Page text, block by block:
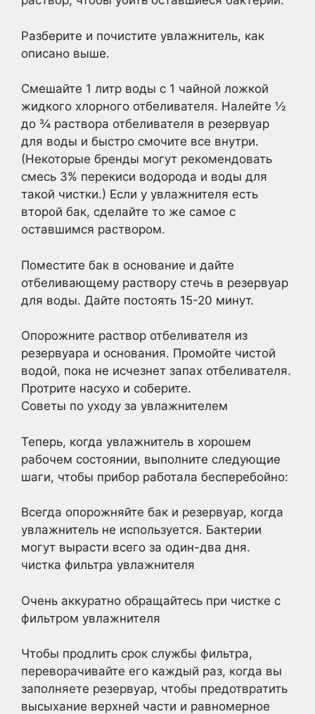
Разберите и почистите увлажнитель, как
описано выше.
Смешайте 1 литр воды с 1 чайной ложкой
жидкого хлорного отбеливателя. Налейте ½
до ¾ раствора отбеливателя в резервуар
для воды и быстро смочите все внутри.
(Некоторые бренды могут рекомендовать
смесь 3% перекиси водорода и воды для
такой чистки.) Если у увлажнителя есть
второй бак, сделайте то же самое с
оставшимся раствором.
Поместите бак в основание и дайте
отбеливающему раствору стечь в резервуар
для воды. Дайте постоять 15-20 минут.
Опорожните раствор отбеливателя из
резервуара и основания. Промойте чистой
водой, пока не исчезнет запах отбеливателя.
Протрите насухо и соберите.
Советы по уходу за увлажнителем
Теперь, когда увлажнитель в хорошем
рабочем состоянии, выполните следующие
шаги, чтобы прибор работала бесперебойно:
Всегда опорожняйте бак и резервуар, когда
увлажнитель не используется. Бактерии
могут вырасти всего за один-два дня.
чистка фильтра увлажнителя
Очень аккуратно обращайтесь при чистке с
фильтром увлажнителя
Чтобы продлить срок службы фильтра,
переворачивайте его каждый раз, когда вы
заполняете резервуар, чтобы предотвратить
высыхание верхней части и равномерное